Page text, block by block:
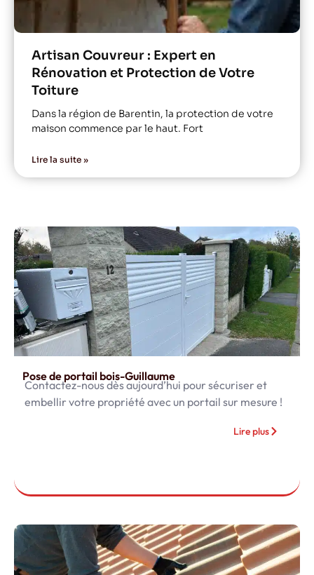
Artisan Couvreur : Expert en
Rénovation et Protection de Votre
Toiture
Dans la région de Barentin, la protection de votre
maison commence par le haut. Fort
Lire la suite »
Pose de portail bois-Guillaume
Contactez-nous dès aujourd’hui pour sécuriser et
embellir votre propriété avec un portail sur mesure !
Lire plus